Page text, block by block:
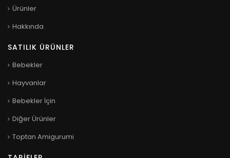
Ürünler
Hakkında
SATILIK ÜRÜNLER
Bebekler
Hayvanlar
Bebekler İçin
Diğer Ürünler
Toptan Amigurumi